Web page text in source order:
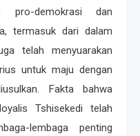
pro-demokrasi dan
termasuk dari dalam
telah menyuarakan
untuk maju dengan
Fakta bahwa
Tshisekedi telah
lembaga penting